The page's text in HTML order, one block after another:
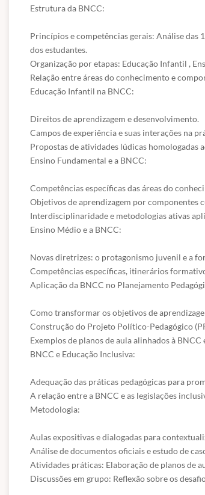
Estrutura da BNCC:
Princípios e competências gerais: Análise das
dos estudantes.
Organização por etapas: Educação Infantil ,
Relação entre áreas do conhecimento e
Educação Infantil na BNCC:
Direitos de aprendizagem e desenvolvimento.
Campos de experiência e suas interações na
Propostas de atividades lúdicas homologadas
Ensino Fundamental e a BNCC:
Competências específicas das áreas do
Objetivos de aprendizagem por componentes
Interdisciplinaridade e metodologias ativas
Ensino Médio e a BNCC:
Novas diretrizes: o protagonismo juvenil e a
Competências específicas, itinerários
Aplicação da BNCC no Planejamento
Como transformar os objetivos de
Construção do Projeto Político-Pedagógico
Exemplos de planos de aula alinhados à
BNCC e Educação Inclusiva:
Adequação das práticas pedagógicas para
A relação entre a BNCC e as legislações
Metodologia:
Aulas expositivas e dialogadas para
Análise de documentos oficiais e estudo de
Atividades práticas: Elaboração de planos de
Discussões em grupo: Reflexão sobre os